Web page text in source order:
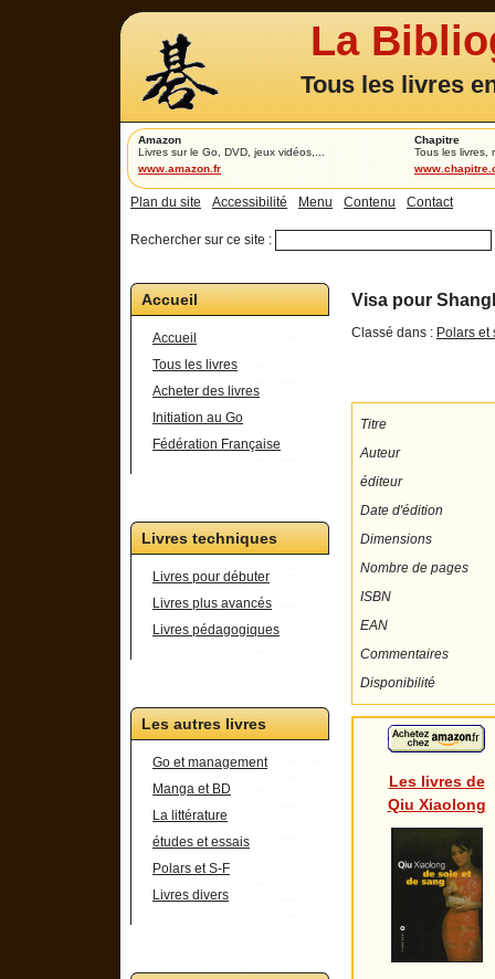
La
Tous les livres
Amazon
Livres sur le Go, DVD, jeux vidéos,...
www.amazon.fr
Chapitre
Tous les livres,
Plan du site Accessibilité Menu Contenu Contact
Rechercher sur ce site :
Accueil
Accueil
Tous les livres
Acheter des livres
Initiation au Go
Fédération Française
Livres techniques
Livres pour débuter
Livres plus avancés
Livres pédagogiques
Les autres livres
Go et management
Manga et BD
La littérature
études et essais
Polars et S-F
Livres divers
Visa pour
Classé dans : Polars et
Titre
Auteur
éditeur
Date d'édition
Dimensions
Nombre de pages
ISBN
EAN
Commentaires
Disponibilité
Les livres de
Qiu Xiaolong